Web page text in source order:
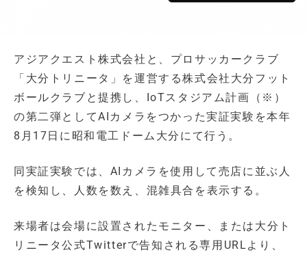
アジアクエスト株式会社と、プロサッカークラブ
「大分トリニータ」を運営する株式会社大分フット
ボールクラブと提携し、IoTスタジアム計画（※）
の第二弾としてAIカメラをつかった実証実験を本年
8月17日に昭和電工ドーム大分にて行う。
同実証実験では、AIカメラを使用して売店に並ぶ人
を検知し、人数を数え、混雑具合を表示する。
来場者は会場に設置されたモニター、または大分ト
リニータ公式Twitterで告知される専用URLより、